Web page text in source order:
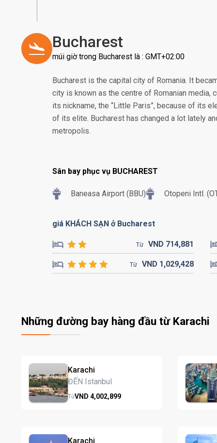
Bucharest
múi giờ trong Bucharest là : GMT+02:00
Bucharest is the capital city of Romania. It
city is known as the centre of Romanian media,
its nickname, the “Little Paris”, because of its
of its elite. Bucharest has changed a lot lately
metropolis.
Sân bay phục vụ BUCHAREST
Baneasa Airport (BBU) Otopeni Intl.
giá KHÁCH SẠN ở Bucharest
Từ VND 714,881
Từ VND 1,029,428
Những đường bay hàng đầu từ Karachi
Karachi
ĐẾN Istanbul
TừVND 4,002,899
Karachi